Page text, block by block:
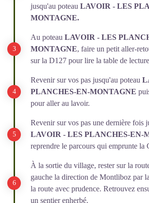
jusqu'au poteau LAVOIR - LES
MONTAGNE.
Au poteau LAVOIR - LES
MONTAGNE, faire un petit aller-
sur la D127 pour lire la table de
Revenir sur vos pas jusqu'au poteau
PLANCHES-EN-MONTAGNE
pour aller au lavoir.
Revenir sur vos pas une dernière fois
LAVOIR - LES PLANCHES-EN-
reprendre le parcours qui emprunte la
À la sortie du village, rester sur la
gauche la direction de Montliboz par
la route avec prudence. Retrouvez
un sentier enherbé.